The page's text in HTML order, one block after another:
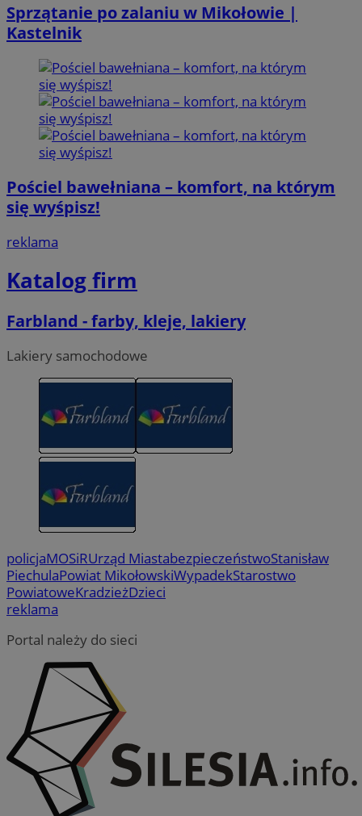
Sprzątanie po zalaniu w Mikołowie |
Kastelnik
Pościel bawełniana – komfort, na którym
się wyśpisz!
reklama
Katalog firm
Farbland - farby, kleje, lakiery
Lakiery samochodowe
policjaMOSiRUrząd MiastabezpieczeństwoStanisław
PiechulaPowiat MikołowskiWypadekStarostwo
PowiatoweKradzieżDzieci
reklama
Portal należy do sieci